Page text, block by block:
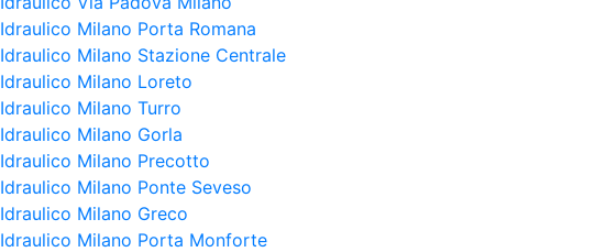
Idraulico Milano Porta Romana
Idraulico Milano Stazione Centrale
Idraulico Milano Loreto
Idraulico Milano Turro
Idraulico Milano Gorla
Idraulico Milano Precotto
Idraulico Milano Ponte Seveso
Idraulico Milano Greco
Idraulico Milano Porta Monforte